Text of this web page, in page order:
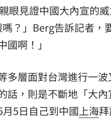
眼見證中國大內宣的
？」Berg告訴記者，
啊！」
多層面對台灣進行一
話，則是不斷地「大
5日自己到中國上海